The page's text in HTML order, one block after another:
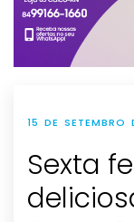
15 DE SETEMBRO
Sexta